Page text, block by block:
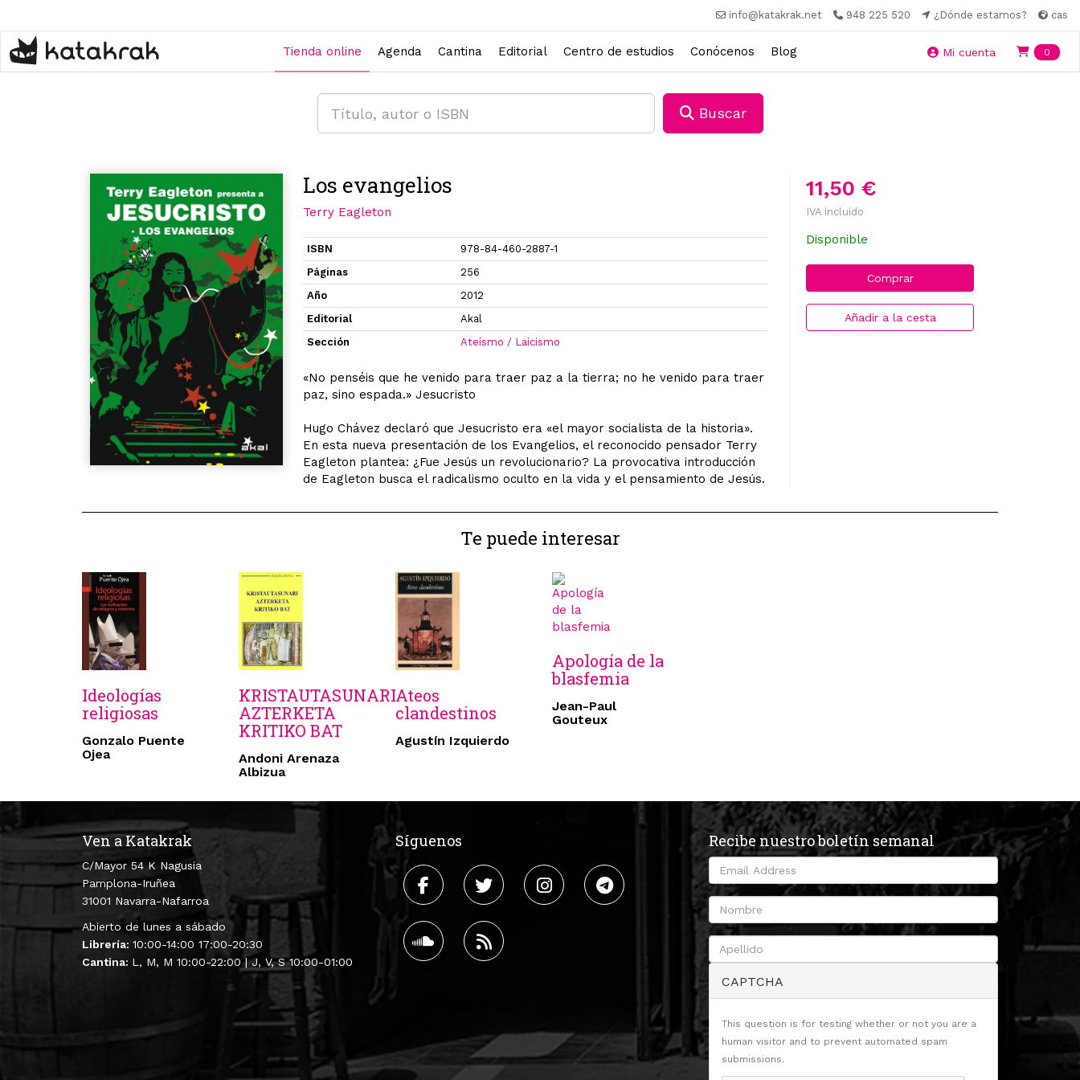
contenido
principal
info@katakrak.net 948 225 520 ¿Dónde estamos? cas
Tienda online Agenda Cantina Editorial Centro de estudios Conócenos Blog Mi cuenta 0
Buscar
11,50 €
IVA incluido
Disponible
Comprar
Añadir a la cesta
Los evangelios
Terry Eagleton
ISBN
978-84-460-2887-1
Páginas
256
Año
2012
Editorial
Akal
Sección
Ateísmo / Laicismo
«No penséis que he venido para traer paz a la tierra; no he venido para traer
paz, sino espada.» Jesucristo
Hugo Chávez declaró que Jesucristo era «el mayor socialista de la historia».
En esta nueva presentación de los Evangelios, el reconocido pensador Terry
Eagleton plantea: ¿Fue Jesús un revolucionario? La provocativa introducción
de Eagleton busca el radicalismo oculto en la vida y el pensamiento de Jesús.
Te puede interesar
Ideologías
religiosas
Gonzalo Puente
Ojea
KRISTAUTASUNARI
AZTERKETA
KRITIKO BAT
Andoni Arenaza
Albizua
Ateos
clandestinos
Agustín Izquierdo
Apología de la
blasfemia
Jean-Paul
Gouteux
Ven a Katakrak
C/Mayor 54 K Nagusia
Pamplona-Iruñea
31001 Navarra-Nafarroa
Abierto de lunes a sábado
Librería: 10:00-14:00 17:00-20:30
Cantina: L, M, M 10:00-22:00 | J, V, S 10:00-01:00
Síguenos Recibe nuestro boletín semanal
CAPTCHA
This question is for testing whether or not you are a
human visitor and to prevent automated spam
submissions.